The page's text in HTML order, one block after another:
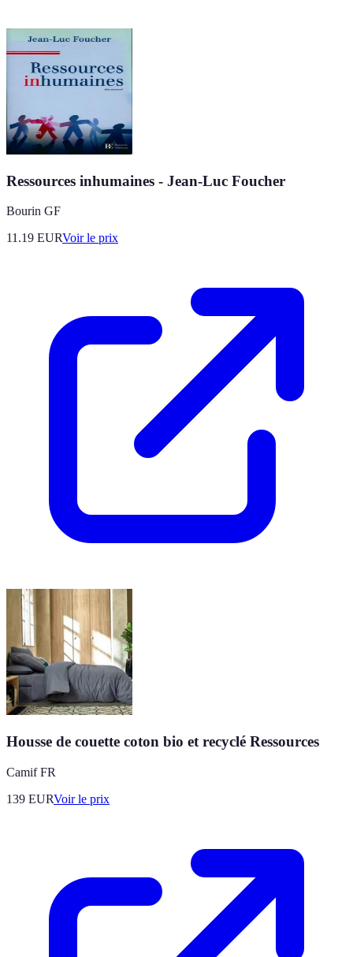
Ressources inhumaines - Jean-Luc Foucher
Bourin GF
11.19 EURVoir le prix
Housse de couette coton bio et recyclé Ressources
Camif FR
139 EURVoir le prix